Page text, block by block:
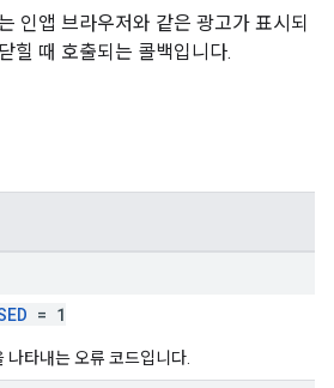
인앱 브라우저와 같은 광고가 표시되
힐 때 호출되는 콜백입니다.
= 1
타내는 오류 코드입니다.